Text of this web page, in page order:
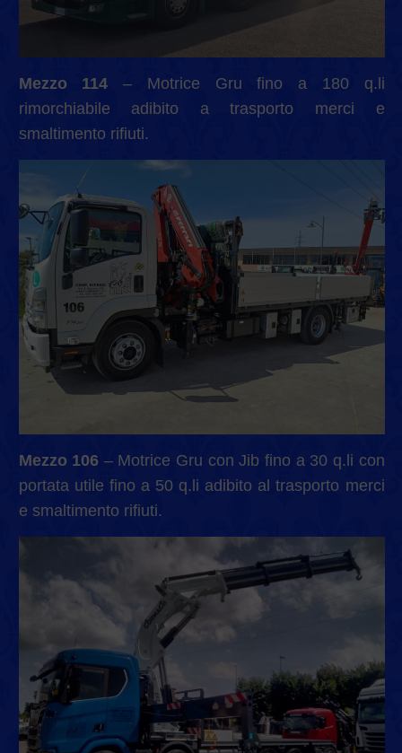
Mezzo 114 – Motrice Gru fino a 180 q.li
rimorchiabile adibito a trasporto merci e
smaltimento rifiuti.
Mezzo 106 – Motrice Gru con Jib fino a 30 q.li con
portata utile fino a 50 q.li adibito al trasporto merci
e smaltimento rifiuti.